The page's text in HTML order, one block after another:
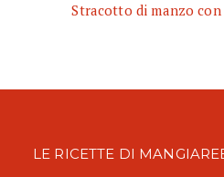
Stracotto di manzo
LE RICETTE DI